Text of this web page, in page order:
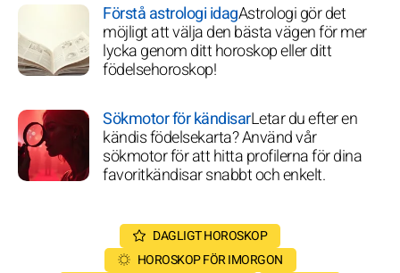
Förstå astrologi idagAstrologi gör det
möjligt att välja den bästa vägen för mer
lycka genom ditt horoskop eller ditt
födelsehoroskop!
Sökmotor för kändisarLetar du efter en
kändis födelsekarta? Använd vår
sökmotor för att hitta profilerna för dina
favoritkändisar snabbt och enkelt.
DAGLIGT HOROSKOP
HOROSKOP FÖR IMORGON